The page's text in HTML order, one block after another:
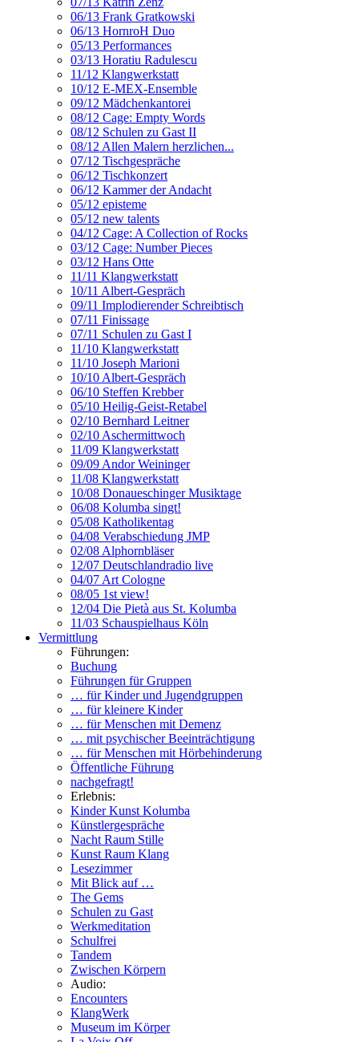
06/13 Frank Gratkowski
06/13 HornroH Duo
05/13 Performances
03/13 Horatiu Radulescu
11/12 Klangwerkstatt
10/12 E-MEX-Ensemble
09/12 Mädchenkantorei
08/12 Cage: Empty Words
08/12 Schulen zu Gast II
08/12 Allen Malern herzlichen...
07/12 Tischgespräche
06/12 Tischkonzert
06/12 Kammer der Andacht
05/12 episteme
05/12 new talents
04/12 Cage: A Collection of Rocks
03/12 Cage: Number Pieces
03/12 Hans Otte
11/11 Klangwerkstatt
10/11 Albert-Gespräch
09/11 Implodierender Schreibtisch
07/11 Finissage
07/11 Schulen zu Gast I
11/10 Klangwerkstatt
11/10 Joseph Marioni
10/10 Albert-Gespräch
06/10 Steffen Krebber
05/10 Heilig-Geist-Retabel
02/10 Bernhard Leitner
02/10 Aschermittwoch
11/09 Klangwerkstatt
09/09 Andor Weininger
11/08 Klangwerkstatt
10/08 Donaueschinger Musiktage
06/08 Kolumba singt!
05/08 Katholikentag
04/08 Verabschiedung JMP
02/08 Alphornbläser
12/07 Deutschlandradio live
04/07 Art Cologne
08/05 1st view!
12/04 Die Pietà aus St. Kolumba
11/03 Schauspielhaus Köln
Vermittlung
Führungen:
Buchung
Führungen für Gruppen
… für Kinder und Jugendgruppen
… für kleinere Kinder
… für Menschen mit Demenz
… mit psychischer Beeinträchtigung
… für Menschen mit Hörbehinderung
Öffentliche Führung
nachgefragt!
Erlebnis:
Kinder Kunst Kolumba
Künstlergespräche
Nacht Raum Stille
Kunst Raum Klang
Lesezimmer
Mit Blick auf …
The Gems
Schulen zu Gast
Werkmeditation
Schulfrei
Tandem
Zwischen Körpern
Audio:
Encounters
KlangWerk
Museum im Körper